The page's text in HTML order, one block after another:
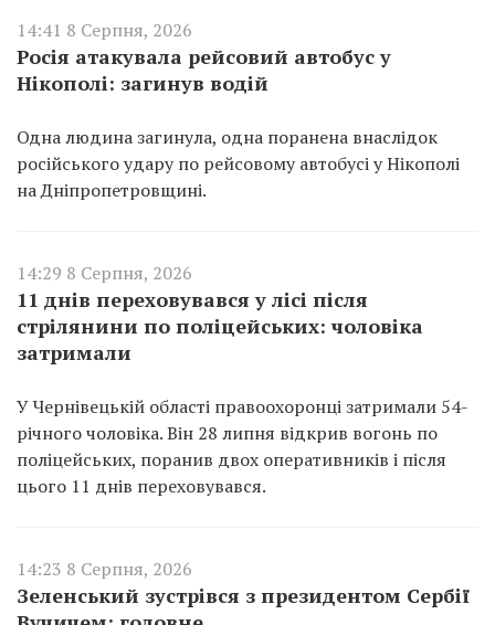
14:41 8 Серпня, 2026
Росія атакувала рейсовий автобус у
Нікополі: загинув водій
Одна людина загинула, одна поранена внаслідок
російського удару по рейсовому автобусі у Нікополі
на Дніпропетровщині.
14:29 8 Серпня, 2026
11 днів переховувався у лісі після
стрілянини по поліцейських: чоловіка
затримали
У Чернівецькій області правоохоронці затримали 54-
річного чоловіка. Він 28 липня відкрив вогонь по
поліцейських, поранив двох оперативників і після
цього 11 днів переховувався.
14:23 8 Серпня, 2026
Зеленський зустрівся з президентом Сербії